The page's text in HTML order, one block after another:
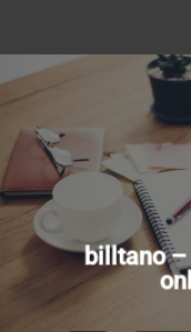
billtano –